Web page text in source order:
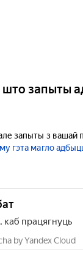
запыты
запыты з вашай
гэта магло
каб працягнуць
by Yandex Cloud